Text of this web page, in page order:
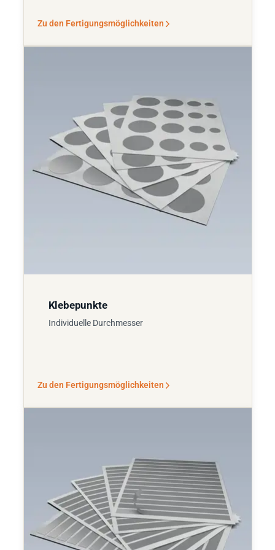
Zu den Fertigungsmöglichkeiten
Klebepunkte
Individuelle Durchmesser
Zu den Fertigungsmöglichkeiten